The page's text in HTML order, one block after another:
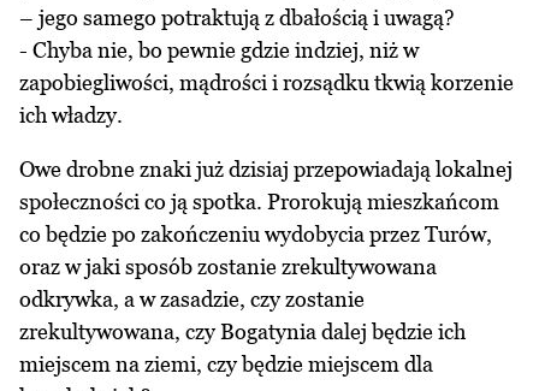
– jego samego potraktują z dbałością i uwagą?
- Chyba nie, bo pewnie gdzie indziej, niż w
zapobiegliwości, mądrości i rozsądku tkwią korzenie
ich władzy.
Owe drobne znaki już dzisiaj przepowiadają lokalnej
społeczności co ją spotka. Prorokują mieszkańcom
co będzie po zakończeniu wydobycia przez Turów,
oraz w jaki sposób zostanie zrekultywowana
odkrywka, a w zasadzie, czy zostanie
zrekultywowana, czy Bogatynia dalej będzie ich
miejscem na ziemi, czy będzie miejscem dla